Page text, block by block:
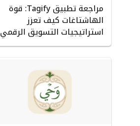
مراجعة تطبيق Tagify: قوة
الهاشتاغات كيف تعزز
استراتيجيات التسويق الرقمي